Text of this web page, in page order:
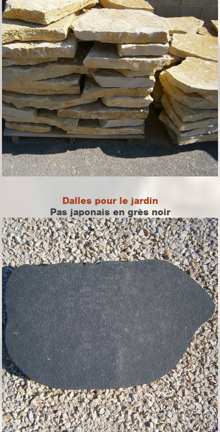
Dalles pour le jardin
Pas japonais en grès noir